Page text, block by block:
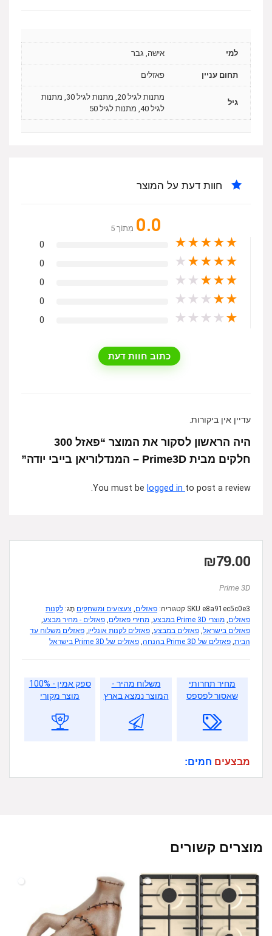
למי אישה, גבר
תחום עניין פאזלים
גיל
מתנות לגיל 20, מתנות לגיל 30, מתנות
לגיל 40, מתנות לגיל 50
חוות דעת על המוצר
0.0 מִתוֹך 5
★
★
★
★
★
0
★
★
★
★
★
0
★
★
★
★
★
0
★
★
★
★
★
0
★
★
★
★
★
0
כתוב חוות דעת
עדיין אין ביקורות.
היה הראשון לסקור את המוצר “פאזל 300
חלקים מבית Prime3D – המנדלוריאן בייבי יודה”
You must be logged in to post a review.
₪79.00
Prime 3D
SKU e8a91ec5c0e3 קטגוריה: פאזלים, צעצועים ומשחקים תָג: לקנות
פאזלים, מוצרי Prime 3D במבצע , מחירי פאזלים, פאזלים - מחיר מבצע,
פאזלים בישראל, פאזלים במבצע, פאזלים לקנות אונליין, פאזלים משלוח עד
הבית, פאזלים של Prime 3D בהנחה , פאזלים של Prime 3D בישראל
מחיר תחרותי
שאסור לפספס
משלוח מהיר -
המוצר נמצא בארץ
ספק אמין - 100%
מוצר מקורי
מבצעים חמים:
מוצרים קשורים